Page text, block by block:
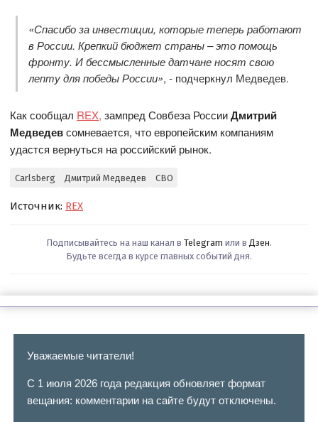
«Спасибо за инвестиции, которые теперь работают
в России. Крепкий бюджет страны – это помощь
фронту. И бессмысленные датчане носят свою
лепту для победы России», - подчеркнул Медведев.
Как сообщал REX, зампред Совбеза РоссииДмитрий
Медведевсомневается, что европейским компаниям
удастся вернуться на российский рынок.
Carlsberg Дмитрий Медведев СВО
Источник: REX
Подписывайтесь на наш канал в Telegram или в Дзен.
Будьте всегда в курсе главных событий дня.
Уважаемые читатели!
С 1 июля 2026 года редакция обновляет формат
вещания: комментарии на сайте будут отключены.